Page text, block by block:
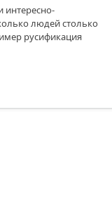
интересно-
людей столько
русификация